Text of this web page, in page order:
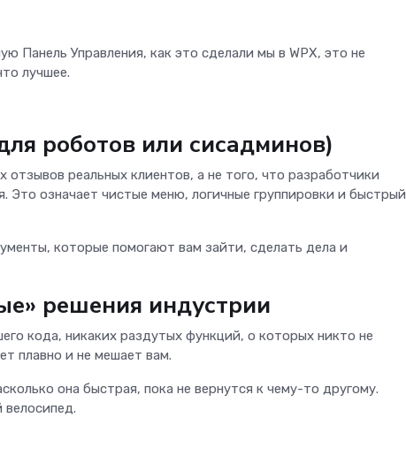
Панель Управления, как это сделали мы в WPX, это не
лучшее.
роботов или сисадминов)
отзывов реальных клиентов, а не того, что разработчики
Это означает чистые меню, логичные группировки и быстрый
которые помогают вам зайти, сделать дела и
решения индустрии
кода, никаких раздутых функций, о которых никто не
плавно и не мешает вам.
она быстрая, пока не вернутся к чему-то другому.
велосипед.